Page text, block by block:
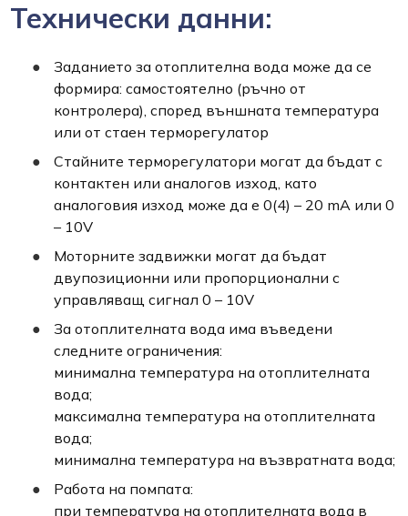
Технически данни:
Заданието за отоплителна вода може да се
формира: самостоятелно (ръчно от
контролера), според външната температура
или от стаен терморегулатор
Стайните терморегулатори могат да бъдат с
контактен или аналогов изход, като
аналоговия изход може да е 0(4) – 20 mA или 0
– 10V
Моторните задвижки могат да бъдат
двупозиционни или пропорционални с
управляващ сигнал 0 – 10V
За отоплителната вода има въведени
следните ограничения:
минимална температура на отоплителната
вода;
максимална температура на отоплителната
вода;
минимална температура на възвратната вода;
Работа на помпата:
при температура на отоплителната вода в